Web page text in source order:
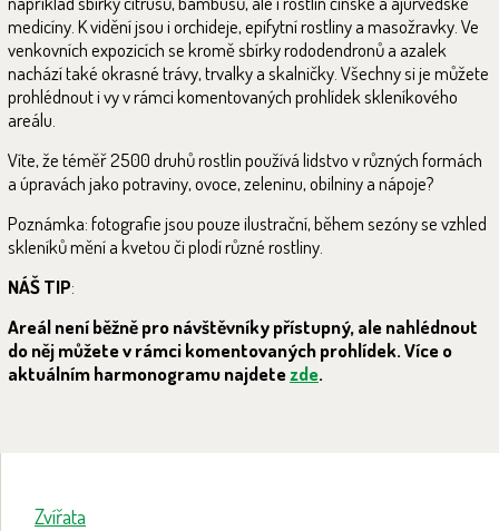
medicíny. K vidění jsou i orchideje, epifytní rostliny a masožravky. Ve
venkovních expozicích se kromě sbírky rododendronů a azalek
nachází také okrasné trávy, trvalky a skalničky. Všechny si je můžete
prohlédnout i vy v rámci komentovaných prohlídek skleníkového
areálu.
Víte, že téměř 2500 druhů rostlin používá lidstvo v různých formách
a úpravách jako potraviny, ovoce, zeleninu, obilniny a nápoje?
Poznámka: fotografie jsou pouze ilustrační, během sezóny se vzhled
skleníků mění a kvetou či plodí různé rostliny.
NÁŠ TIP:
Areál není běžně pro návštěvníky přístupný, ale nahlédnout
do něj můžete v rámci komentovaných prohlídek. Více o
aktuálním harmonogramu najdetezde.
Zvířata